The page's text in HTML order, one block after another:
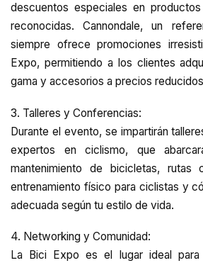
descuentos especiales en
reconocidas. Cannondale, un
siempre ofrece promociones
Expo, permitiendo a los clientes
gama y accesorios a precios
3. Talleres y Conferencias:
Durante el evento, se impartirán
expertos en ciclismo, que
mantenimiento de bicicletas, rutas
entrenamiento físico para ciclistas y
adecuada según tu estilo de vida.
4. Networking y Comunidad:
La Bici Expo es el lugar ideal